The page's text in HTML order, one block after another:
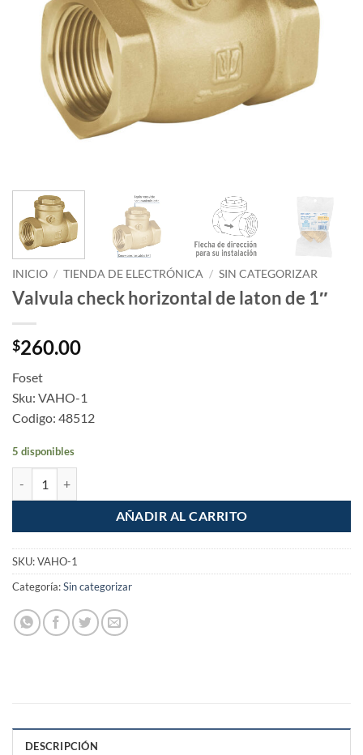
INICIO / TIENDA DE ELECTRÓNICA / SIN CATEGORIZAR
Valvula check horizontal de laton de 1″
$260.00
Foset
Sku: VAHO-1
Codigo: 48512
5 disponibles
AÑADIR AL CARRITO
SKU:VAHO-1
Categoría:Sin categorizar
DESCRIPCIÓN